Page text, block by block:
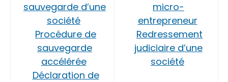
sauvegarde d’une
société
Procédure de
sauvegarde
accélérée
Déclaration de
micro-
entrepreneur
Redressement
judiciaire d’une
société